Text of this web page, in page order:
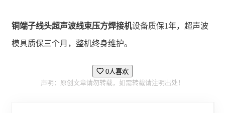
铜端子线头超声波线束压方焊接机设备质保1年，超声波
模具质保三个月，整机终身维护。
0人喜欢
声明：原创文章请勿转载，如需转载请注明出处！